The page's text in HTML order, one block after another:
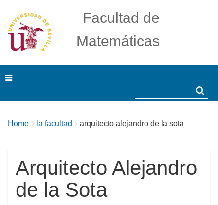
Facultad de
Matemáticas
Breadcrumbs
You
Home la facultad arquitecto alejandro de la sota
Arquitecto Alejandro
de la Sota